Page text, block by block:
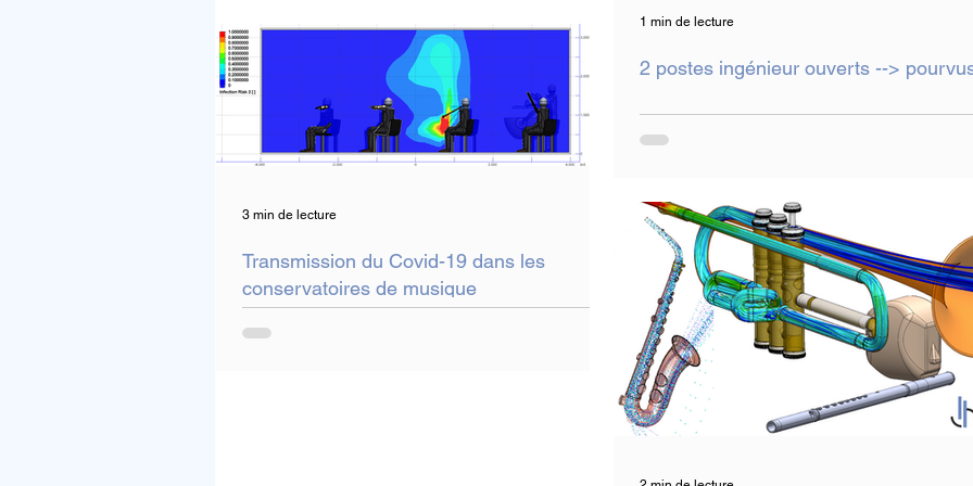
2 postes ingénieur ouverts -->
1 min de lecture
Transmission du Covid-19 dans les
conservatoires de musique
3 min de lecture